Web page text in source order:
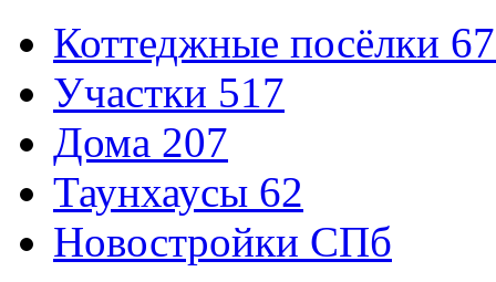
Коттеджные посёлки
Участки 517
Дома 207
Таунхаусы 62
Новостройки СПб